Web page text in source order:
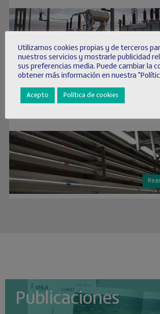
Publicaciones
Utilizamos cookies propias y de terceros
nuestros servicios y mostrarle publicidad
sus preferencias media. Puede cambiar la
obtener más información en nuestra
Acepto Política de cookies